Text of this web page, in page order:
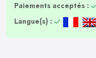
Paiements acceptés :
Langue(s) :